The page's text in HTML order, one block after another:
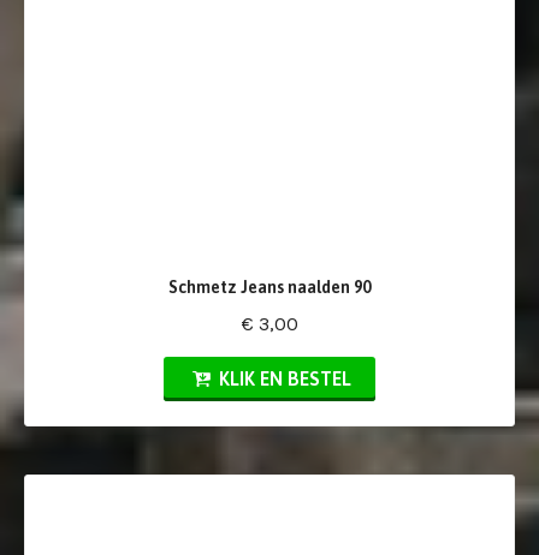
Schmetz Jeans naalden 90
€ 3,00
KLIK EN BESTEL